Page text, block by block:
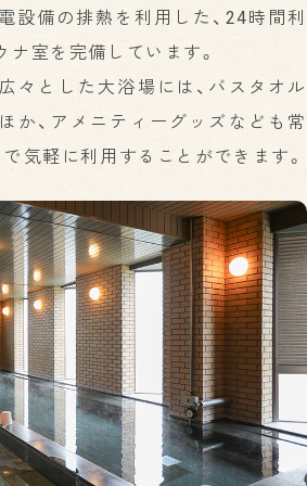
設備の排熱を利用した、24時間利
室を完備しています。
々とした大浴場には、バスタオル
か、アメニティーグッズなども常
気軽に利用することができます。